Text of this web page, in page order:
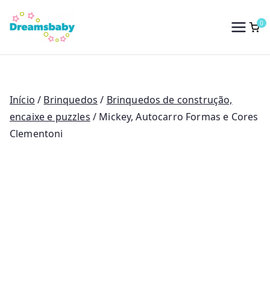
para
conteúdo
Dreams Baby
0
Início / Brinquedos / Brinquedos de construção,
encaixe e puzzles / Mickey, Autocarro Formas e Cores
Clementoni